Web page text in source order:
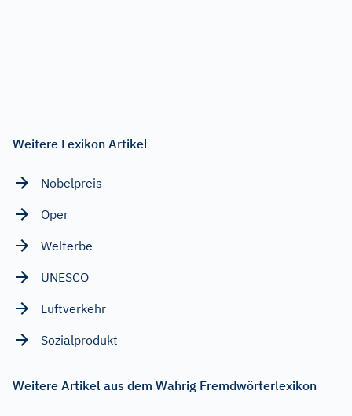
Weitere Lexikon Artikel
Nobelpreis
Oper
Welterbe
UNESCO
Luftverkehr
Sozialprodukt
Weitere Artikel aus dem Wahrig Fremdwörterlexikon